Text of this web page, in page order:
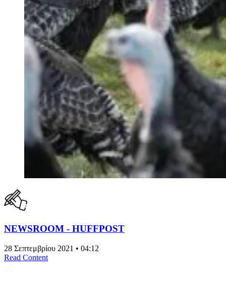
NEWSROOM - HUFFPOST
28 Σεπτεμβρίου 2021 • 04:12
Read Content